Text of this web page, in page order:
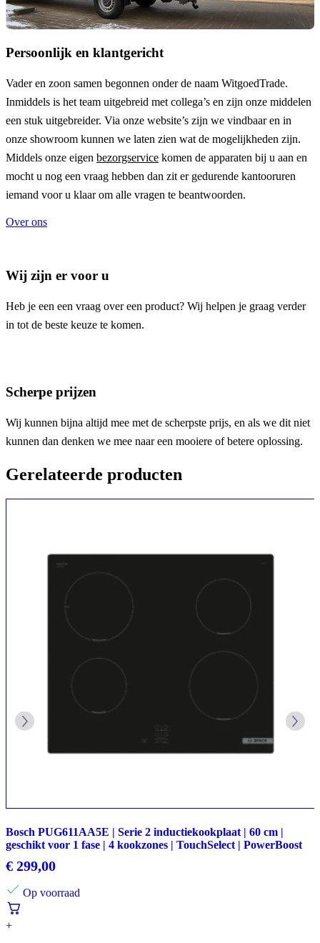
Persoonlijk en klantgericht
Vader en zoon samen begonnen onder de naam WitgoedTrade.
Inmiddels is het team uitgebreid met collega’s en zijn onze middelen
een stuk uitgebreider. Via onze website’s zijn we vindbaar en in
onze showroom kunnen we laten zien wat de mogelijkheden zijn.
Middels onze eigen bezorgservice komen de apparaten bij u aan en
mocht u nog een vraag hebben dan zit er gedurende kantooruren
iemand voor u klaar om alle vragen te beantwoorden.
Over ons
Wij zijn er voor u
Heb je een een vraag over een product? Wij helpen je graag verder
in tot de beste keuze te komen.
Scherpe prijzen
Wij kunnen bijna altijd mee met de scherpste prijs, en als we dit niet
kunnen dan denken we mee naar een mooiere of betere oplossing.
Gerelateerde producten
Bosch PUG611AA5E | Serie 2 inductiekookplaat | 60 cm |
geschikt voor 1 fase | 4 kookzones | TouchSelect | PowerBoost
€ 299,00
Op voorraad
+